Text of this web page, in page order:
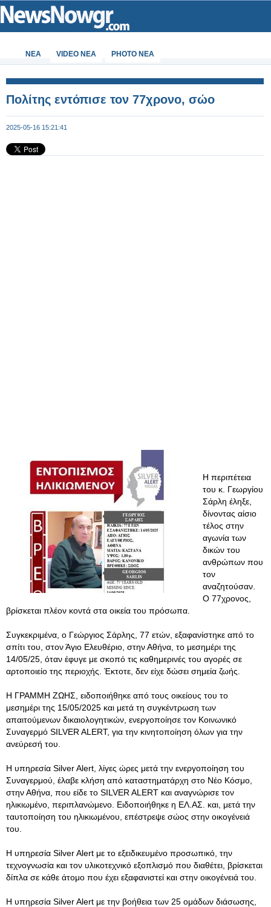
ΝΕΑ VIDEO NEA PHOTO NEA
Πολίτης εντόπισε τον 77χρονο, σώο
2025-05-16 15:21:41
Η περιπέτεια
του κ. Γεωργίου
Σάρλη έληξε,
δίνοντας αίσιο
τέλος στην
αγωνία των
δικών του
ανθρώπων που
τον
αναζητούσαν.
Ο 77χρονος,
βρίσκεται πλέον κοντά στα οικεία του πρόσωπα.
Συγκεκριμένα, ο Γεώργιος Σάρλης, 77 ετών, εξαφανίστηκε από το
σπίτι του, στον Άγιο Ελευθέριο, στην Αθήνα, το μεσημέρι της
14/05/25, όταν έφυγε με σκοπό τις καθημερινές του αγορές σε
αρτοποιείο της περιοχής. Έκτοτε, δεν είχε δώσει σημεία ζωής.
Η ΓΡΑΜΜΗ ΖΩΗΣ, ειδοποιήθηκε από τους οικείους του το
μεσημέρι της 15/05/2025 και μετά τη συγκέντρωση των
απαιτούμενων δικαιολογητικών, ενεργοποίησε τον Κοινωνικό
Συναγερμό SILVER ALERT, για την κινητοποίηση όλων για την
ανεύρεσή του.
Η υπηρεσία Silver Alert, λίγες ώρες μετά την ενεργοποίηση του
Συναγερμού, έλαβε κλήση από καταστηματάρχη στο Νέο Κόσμο,
στην Αθήνα, που είδε το SILVER ALERT και αναγνώρισε τον
ηλικιωμένο, περιπλανώμενο. Ειδοποιήθηκε η ΕΛ.ΑΣ. και, μετά την
ταυτοποίηση του ηλικιωμένου, επέστρεψε σώος στην οικογένειά
του.
Η υπηρεσία Silver Alert με το εξειδικευμένο προσωπικό, την
τεχνογνωσία και τον υλικοτεχνικό εξοπλισμό που διαθέτει, βρίσκεται
δίπλα σε κάθε άτομο που έχει εξαφανιστεί και στην οικογένειά του.
Η υπηρεσία Silver Alert με την βοήθεια των 25 ομάδων διάσωσης,